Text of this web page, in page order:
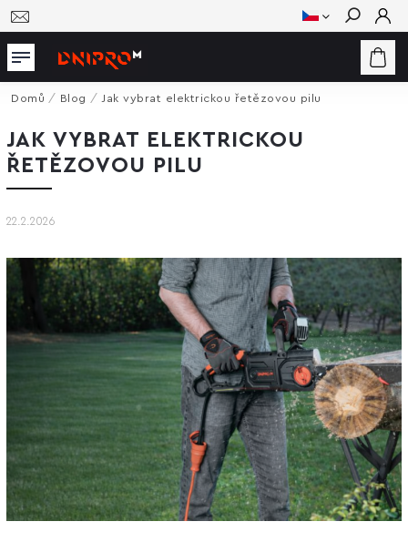
Hledat
Domů / Blog / Jak vybrat elektrickou řetězovou pilu
JAK VYBRAT ELEKTRICKOU
ŘETĚZOVOU PILU
22.2.2026